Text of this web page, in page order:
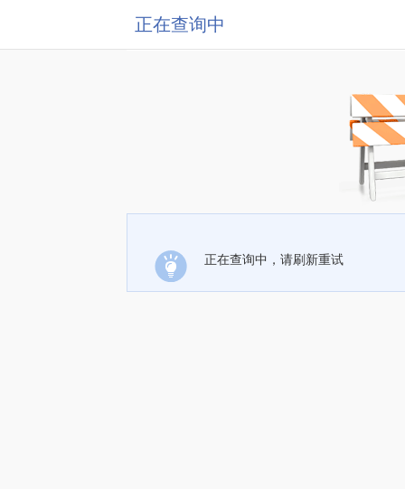
正在查询中
正在查询中，请刷新重试